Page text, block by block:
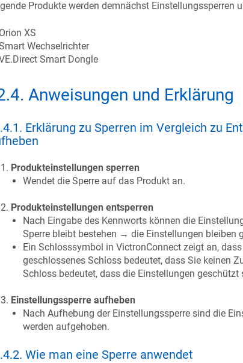
Produkte werden demnächst Einstellungssperren
Orion XS
Wechselrichter
Smart Dongle
. Anweisungen und Erklärung
. Erklärung zu Sperren im Vergleich zu
Produkteinstellungen sperren
Wendet die Sperre auf das Produkt an.
Produkteinstellungen entsperren
Nach Eingabe des Kennworts können die
Sperre bleibt bestehen → die Einstellungen bleiben
Ein Schlosssymbol in VictronConnect zeigt an,
geschlossenes Schloss bedeutet, dass Sie keinen
Schloss bedeutet, dass die Einstellungen
Einstellungssperre aufheben
Nach Aufhebung der Einstellungssperre sind die
werden aufgehoben.
. Wie man eine Sperre anwendet